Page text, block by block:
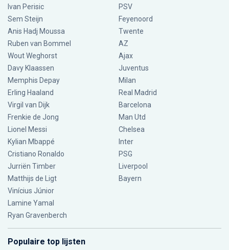
Ivan Perisic
Sem Steijn
Anis Hadj Moussa
Ruben van Bommel
Wout Weghorst
Davy Klaassen
Memphis Depay
Erling Haaland
Virgil van Dijk
Frenkie de Jong
Lionel Messi
Kylian Mbappé
Cristiano Ronaldo
Jurriën Timber
Matthijs de Ligt
Vinícius Júnior
Lamine Yamal
Ryan Gravenberch
PSV
Feyenoord
Twente
AZ
Ajax
Juventus
Milan
Real Madrid
Barcelona
Man Utd
Chelsea
Inter
PSG
Liverpool
Bayern
Populaire top lijsten